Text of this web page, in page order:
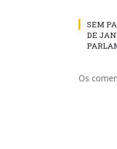
SEM
DE
Os